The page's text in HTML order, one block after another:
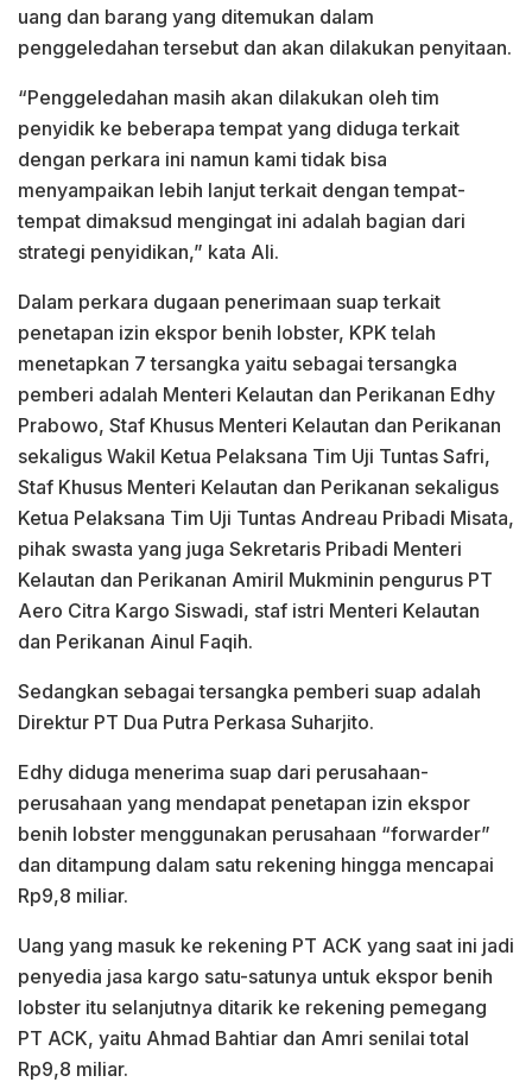
uang dan barang yang ditemukan dalam
penggeledahan tersebut dan akan dilakukan penyitaan.
“Penggeledahan masih akan dilakukan oleh tim
penyidik ke beberapa tempat yang diduga terkait
dengan perkara ini namun kami tidak bisa
menyampaikan lebih lanjut terkait dengan tempat-
tempat dimaksud mengingat ini adalah bagian dari
strategi penyidikan,” kata Ali.
Dalam perkara dugaan penerimaan suap terkait
penetapan izin ekspor benih lobster, KPK telah
menetapkan 7 tersangka yaitu sebagai tersangka
pemberi adalah Menteri Kelautan dan Perikanan Edhy
Prabowo, Staf Khusus Menteri Kelautan dan Perikanan
sekaligus Wakil Ketua Pelaksana Tim Uji Tuntas Safri,
Staf Khusus Menteri Kelautan dan Perikanan sekaligus
Ketua Pelaksana Tim Uji Tuntas Andreau Pribadi Misata,
pihak swasta yang juga Sekretaris Pribadi Menteri
Kelautan dan Perikanan Amiril Mukminin pengurus PT
Aero Citra Kargo Siswadi, staf istri Menteri Kelautan
dan Perikanan Ainul Faqih.
Sedangkan sebagai tersangka pemberi suap adalah
Direktur PT Dua Putra Perkasa Suharjito.
Edhy diduga menerima suap dari perusahaan-
perusahaan yang mendapat penetapan izin ekspor
benih lobster menggunakan perusahaan “forwarder”
dan ditampung dalam satu rekening hingga mencapai
Rp9,8 miliar.
Uang yang masuk ke rekening PT ACK yang saat ini jadi
penyedia jasa kargo satu-satunya untuk ekspor benih
lobster itu selanjutnya ditarik ke rekening pemegang
PT ACK, yaitu Ahmad Bahtiar dan Amri senilai total
Rp9,8 miliar.